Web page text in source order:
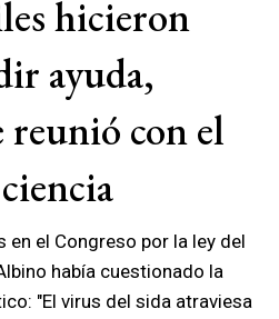
hicieron
ayuda,
reunió con el
en el Congreso por la ley del
había cuestionado la
"El virus del sida atraviesa